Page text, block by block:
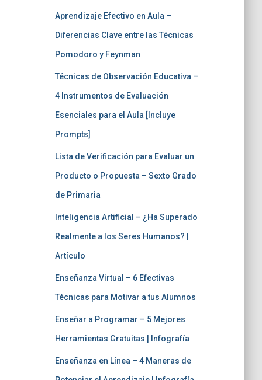
Aprendizaje Efectivo en Aula –
Diferencias Clave entre las Técnicas
Pomodoro y Feynman
Técnicas de Observación Educativa –
4 Instrumentos de Evaluación
Esenciales para el Aula [Incluye
Prompts]
Lista de Verificación para Evaluar un
Producto o Propuesta – Sexto Grado
de Primaria
Inteligencia Artificial – ¿Ha Superado
Realmente a los Seres Humanos? |
Artículo
Enseñanza Virtual – 6 Efectivas
Técnicas para Motivar a tus Alumnos
Enseñar a Programar – 5 Mejores
Herramientas Gratuitas | Infografía
Enseñanza en Línea – 4 Maneras de